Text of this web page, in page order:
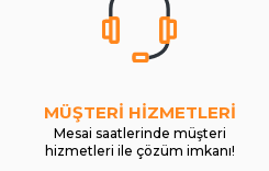
MÜŞTERİ HİZMETLERİ
Mesai saatlerinde müşteri
hizmetleri ile çözüm imkanı!